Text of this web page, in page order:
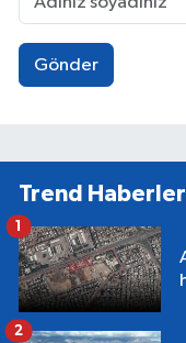
Gönder
Trend Haberler
1
2